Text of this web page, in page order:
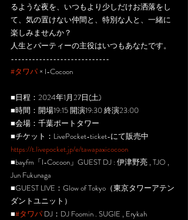
るような夜を、いつもより少しだけお洒落をし
て、気の置けない仲間と、特別な人と、一緒に
楽しみませんか？
人生とパーティーの主役はいつもあなたです。
----------------------------
#タワパ × I-Cocoon
■日程：2024年1月27日(土)
■時間：開場19:15 開演19:30 終演23:00
■会場：千葉ポートタワー
■チケット：LivePocket-ticket-にて販売中
https://t.livepocket.jp/e/tawapaxicocoon
■bayfm「I-Cocoon」GUEST DJ : 伊津野亮 , TJO ,
Jun Fukunaga
■GUEST LIVE：Glow of Tokyo（東京タワーアテン
ダントユニット）
■#タワパ DJ：DJ Foomin . SUGIE , Erykah